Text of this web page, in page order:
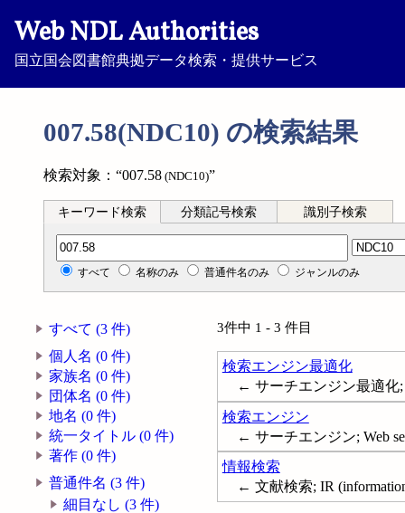
Web NDL Authorities
国立国会図書館典拠データ検索・提供サービス
007.58(NDC10) の検索結果
検索対象：“007.58 (NDC10)”
キーワード検索 分類記号検索 識別子検索
分類記号検索
すべて 名称のみ 普通件名のみ ジャンルのみ
すべて (3 件)
個人名 (0 件)
家族名 (0 件)
団体名 (0 件)
地名 (0 件)
統一タイトル (0 件)
著作 (0 件)
普通件名 (3 件)
細目なし (3 件)
3件中 1 - 3 件目
検索エンジン最適化
← サーチエンジン最適化;
検索エンジン
← サーチエンジン; Web
情報検索
← 文献検索; IR